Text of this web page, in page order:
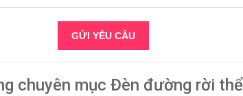
chuyên mục Đèn đường rời